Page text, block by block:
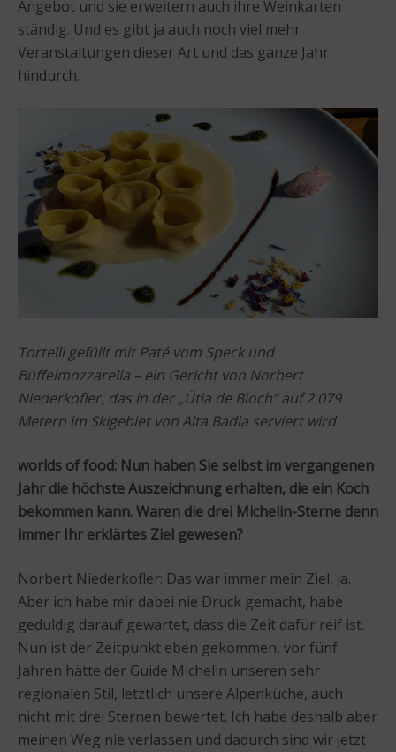
Angebot und sie erweitern auch ihre Weinkarten
ständig. Und es gibt ja auch noch viel mehr
Veranstaltungen dieser Art und das ganze Jahr
hindurch.
Tortelli gefüllt mit Paté vom Speck und
Büffelmozzarella – ein Gericht von Norbert
Niederkofler, das in der „Ütia de Bioch“ auf 2.079
Metern im Skigebiet von Alta Badia serviert wird
worlds of food: Nun haben Sie selbst im vergangenen
Jahr die höchste Auszeichnung erhalten, die ein Koch
bekommen kann. Waren die drei Michelin-Sterne denn
immer Ihr erklärtes Ziel gewesen?
Norbert Niederkofler: Das war immer mein Ziel, ja.
Aber ich habe mir dabei nie Druck gemacht, habe
geduldig darauf gewartet, dass die Zeit dafür reif ist.
Nun ist der Zeitpunkt eben gekommen, vor fünf
Jahren hätte der Guide Michelin unseren sehr
regionalen Stil, letztlich unsere Alpenküche, auch
nicht mit drei Sternen bewertet. Ich habe deshalb aber
meinen Weg nie verlassen und dadurch sind wir jetzt